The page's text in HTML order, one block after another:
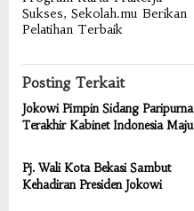
pos
Sukses, Sekolah.mu Berikan
Pelatihan Terbaik
Posting Terkait
Jokowi Pimpin Sidang Paripurna
Terakhir Kabinet Indonesia Maju
Pj. Wali Kota Bekasi Sambut
Kehadiran Presiden Jokowi